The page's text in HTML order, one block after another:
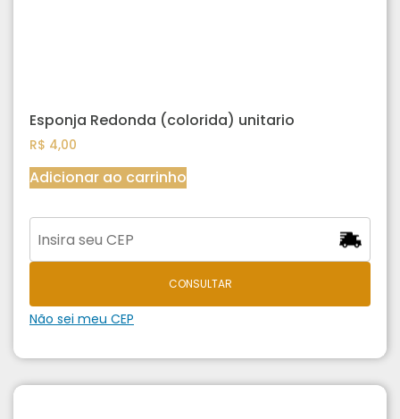
Esponja Redonda (colorida) unitario
R$ 4,00
Adicionar ao carrinho
CONSULTAR
Não sei meu CEP